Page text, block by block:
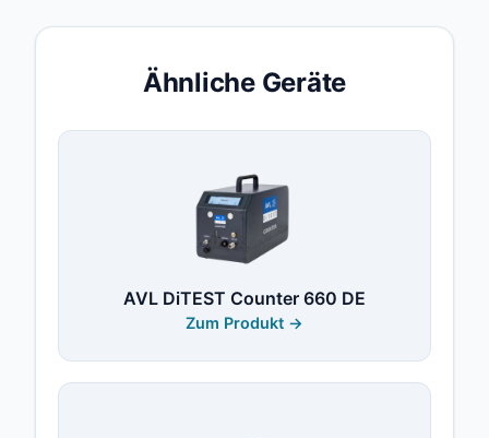
Ähnliche Geräte
AVL DiTEST Counter 660 DE
Zum Produkt →